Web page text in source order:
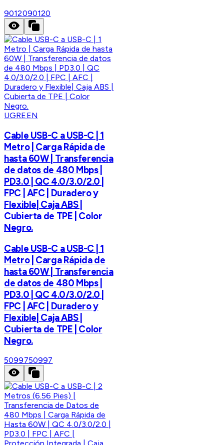
9012090120
UGREEN
Cable USB-C a USB-C | 1
Metro | Carga Rápida de
hasta 60W | Transferencia
de datos de 480 Mbps |
PD3.0 | QC 4.0/3.0/2.0 |
FPC | AFC | Duradero y
Flexible| Caja ABS |
Cubierta de TPE | Color
Negro.
Cable USB-C a USB-C | 1
Metro | Carga Rápida de
hasta 60W | Transferencia
de datos de 480 Mbps |
PD3.0 | QC 4.0/3.0/2.0 |
FPC | AFC | Duradero y
Flexible| Caja ABS |
Cubierta de TPE | Color
Negro.
5099750997